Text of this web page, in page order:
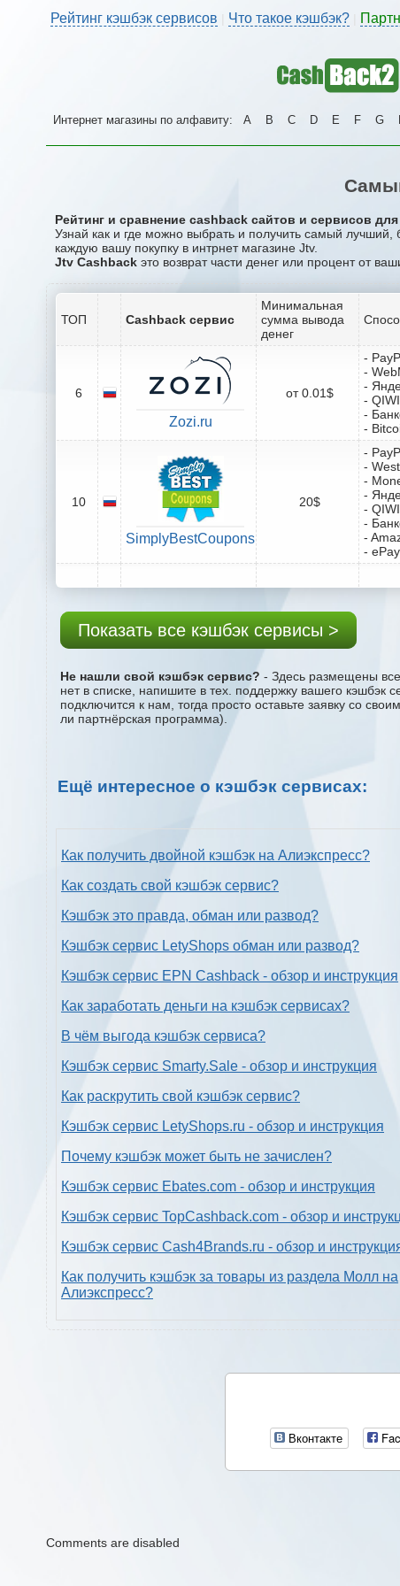
Рейтинг кэшбэк сервисов Что такое кэшбэк?
Интернет магазины по алфавиту: A B C D E F G
Рейтинг и сравнение cashback сайтов и сервисов
Узнай как и где можно выбрать и получить самый
каждую вашу покупку в интрнет магазине Jtv.
Jtv Cashback это возврат части денег или процент от
ТОП Cashback сервис
Минимальная
сумма вывода
денег
6
Zozi.ru
от 0.01$
-
-
-
-
-
-
10
SimplyBestCoupons
20$
-
-
-
-
-
-
-
-
Показать все кэшбэк сервисы >
Не нашли свой кэшбэк сервис? - Здесь размещены
нет в списке, напишите в тех. поддержку вашего
подключится к нам, тогда просто оставьте заявку со
ли партнёрская программа).
Ещё интересное о кэшбэк сервисах:
Как получить двойной кэшбэк на Алиэкспресс?
Как создать свой кэшбэк сервис?
Кэшбэк это правда, обман или развод?
Кэшбэк сервис LetyShops обман или развод?
Кэшбэк сервис EPN Cashback - обзор и инструкция
Как заработать деньги на кэшбэк сервисах?
В чём выгода кэшбэк сервиса?
Кэшбэк сервис Smarty.Sale - обзор и инструкция
Как раскрутить свой кэшбэк сервис?
Кэшбэк сервис LetyShops.ru - обзор и инструкция
Почему кэшбэк может быть не зачислен?
Кэшбэк сервис Ebates.com - обзор и инструкция
Кэшбэк сервис TopCashback.com - обзор и
Кэшбэк сервис Cash4Brands.ru - обзор и
Как получить кэшбэк за товары из раздела Молл на
Алиэкспресс?
Вконтакте
Comments are disabled